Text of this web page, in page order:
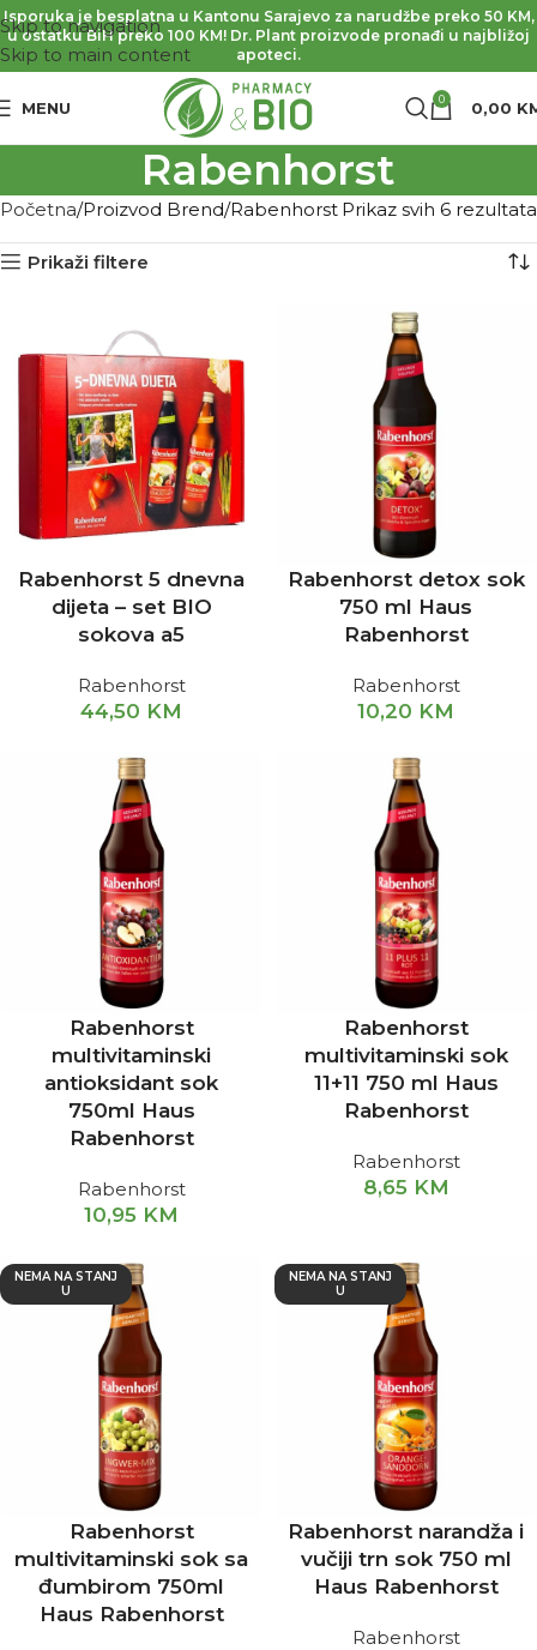
Skip to navigation
Skip to main content
Isporuka je besplatna u Kantonu Sarajevo za narudžbe preko 50 KM,
u ostatku BiH preko 100 KM! Dr. Plant proizvode pronađi u najbližoj
apoteci.
MENU 0 0,00
Rabenhorst
Početna Proizvod Brend Rabenhorst Prikaz svih 6 rezultata
Prikaži filtere
Rabenhorst 5 dnevna
dijeta – set BIO
sokova a5
Rabenhorst
44,50 KM
Rabenhorst detox sok
750 ml Haus
Rabenhorst
Rabenhorst
10,20 KM
Rabenhorst
multivitaminski
antioksidant sok
750ml Haus
Rabenhorst
Rabenhorst
10,95 KM
Rabenhorst
multivitaminski sok
11+11 750 ml Haus
Rabenhorst
Rabenhorst
8,65 KM
NEMA NA STANJ
U
Rabenhorst
multivitaminski sok sa
đumbirom 750ml
Haus Rabenhorst
NEMA NA STANJ
U
Rabenhorst narandža i
vučiji trn sok 750 ml
Haus Rabenhorst
Rabenhorst